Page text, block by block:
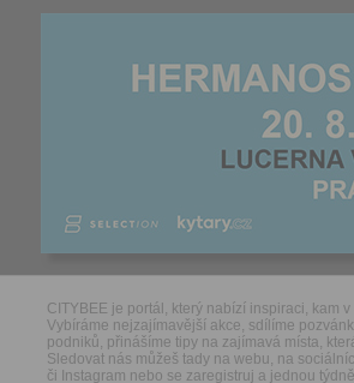
CITYBEE je portál, který nabízí inspiraci, kam v
Vybíráme nejzajímavější akce, sdílíme
podniků, přinášíme tipy na zajímavá místa,
Sledovat nás můžeš tady na webu, na
či Instagram nebo se zaregistruj a jednou